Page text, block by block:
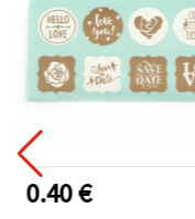
0.40 €